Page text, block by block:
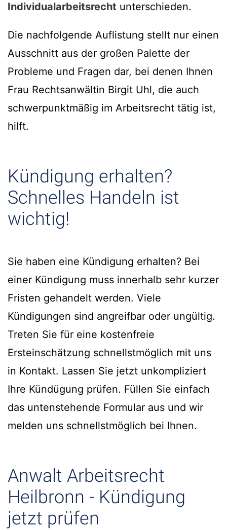
Individualarbeitsrecht unterschieden.
Die nachfolgende Auflistung stellt nur einen
Ausschnitt aus der großen Palette der
Probleme und Fragen dar, bei denen Ihnen
Frau Rechtsanwältin Birgit Uhl, die auch
schwerpunktmäßig im Arbeitsrecht tätig ist,
hilft.
Kündigung erhalten?
Schnelles Handeln ist
wichtig!
Sie haben eine Kündigung erhalten? Bei
einer Kündigung muss innerhalb sehr kurzer
Fristen gehandelt werden. Viele
Kündigungen sind angreifbar oder ungültig.
Treten Sie für eine kostenfreie
Ersteinschätzung schnellstmöglich mit uns
in Kontakt. Lassen Sie jetzt unkompliziert
Ihre Kündügung prüfen. Füllen Sie einfach
das untenstehende Formular aus und wir
melden uns schnellstmöglich bei Ihnen.
Anwalt Arbeitsrecht
Heilbronn - Kündigung
jetzt prüfen